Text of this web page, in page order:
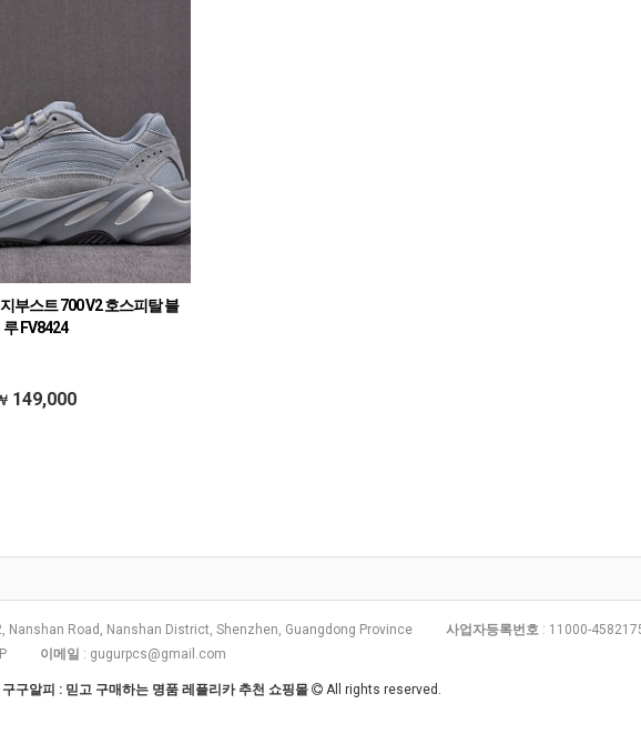
지부스트 700 V2 호스피탈 블
루 FV8424
149,000
Nanshan Road, Nanshan District, Shenzhen, Guangdong Province 사업자등록번호 : 11000-
이메일 : gugurpcs@gmail.com
구구알피 : 믿고 구매하는 명품 레플리카 추천 쇼핑몰 All rights reserved.